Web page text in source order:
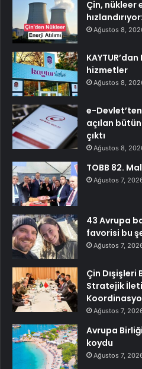
Çin, nükleer
Ağustos 8,
hizmetler
Ağustos 8,
e-Devlet’ten
açılan
çıktı
Ağustos 8,
TOBB 82.
Ağustos 7,
43 Avrupa
favorisi bu
Ağustos 7,
Çin Dışişleri
Stratejik
Ağustos 7,
Avrupa
koydu
Ağustos 7,